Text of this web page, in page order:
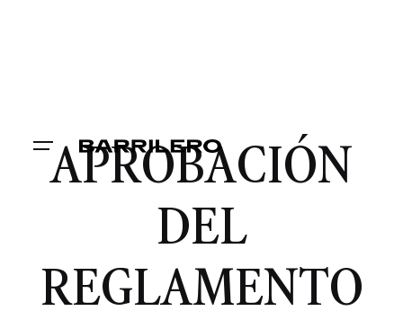
APROBACIÓN
DEL
REGLAMENTO